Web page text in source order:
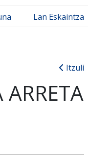
Lan Eskaintza
Itzuli